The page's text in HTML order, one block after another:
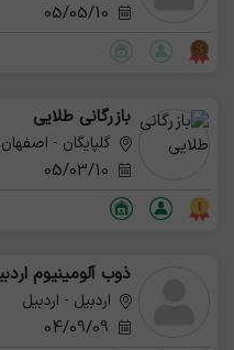
بازرگانی طلایی
گلپایگان - اصفهان
ذوب آلومینیوم
اردبیل - اردبیل